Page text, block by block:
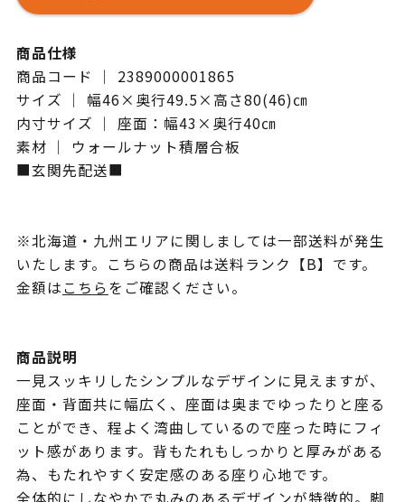
商品仕様
商品コード ｜ 2389000001865
サイズ ｜ 幅46×奥行49.5×高さ80(46)㎝
内寸サイズ ｜ 座面：幅43×奥行40㎝
素材 ｜ ウォールナット積層合板
■玄関先配送■
※北海道・九州エリアに関しましては一部送料が発生
いたします。こちらの商品は送料ランク【B】です。
金額はこちらをご確認ください。
商品説明
一見スッキリしたシンプルなデザインに見えますが、
座面・背面共に幅広く、座面は奥までゆったりと座る
ことができ、程よく湾曲しているので座った時にフィ
ット感があります。背もたれもしっかりと厚みがある
為、もたれやすく安定感のある座り心地です。